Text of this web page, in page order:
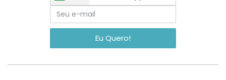
Eu Quero!